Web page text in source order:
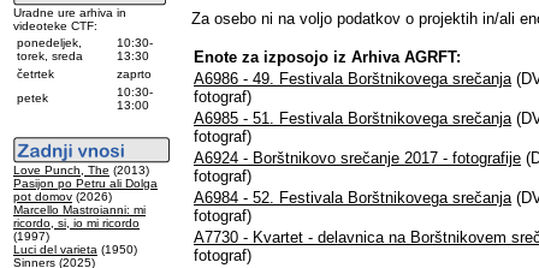
Uradne ure arhiva in
videoteke CTF:
ponedeljek,
torek, sreda
10:30-
13:30
četrtek
zaprto
petek
10:30-
13:00
Love Punch, The (2013)
Pasijon po Petru ali Dolga
pot domov (2026)
Marcello Mastroianni: mi
ricordo, si, io mi ricordo
(1997)
Luci del varieta (1950)
Sinners (2025)
Za osebo ni na voljo podatkov o projektih in/ali
Enote za izposojo iz Arhiva AGRFT:
A6986 - 49. Festivala Borštnikovega srečanja
fotograf)
A6985 - 51. Festivala Borštnikovega srečanja
fotograf)
A6924 - Borštnikovo srečanje 2017 - fotografije
fotograf)
A6984 - 52. Festivala Borštnikovega srečanja
fotograf)
A7730 - Kvartet - delavnica na Borštnikovem
fotograf)